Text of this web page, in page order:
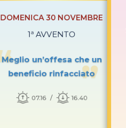
DOMENICA 30 NOVEMBRE
1ª AVVENTO
Meglio un’offesa che un
beneficio rinfacciato
07.16 16.40